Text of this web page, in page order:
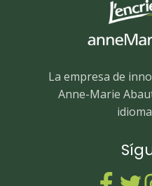
La empresa de
Anne-Marie